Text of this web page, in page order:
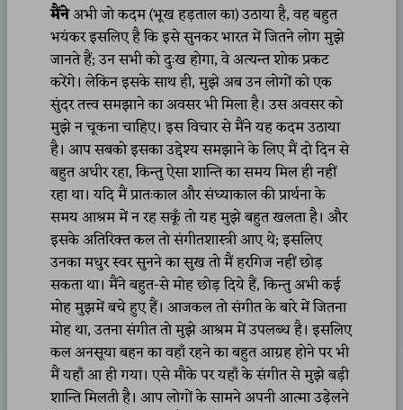
मैंनेअभी जो कदम (भूख हड़ताल का) उठाया है, वह बहुत
भयंकर इसलिए है कि इसे सुनकर भारत में जितने लोग मुझे
जानते हैं; उन सभी को दुःख होगा, वे अत्यन्त शोक प्रकट
करेंगे। लेकिन इसके साथ ही, मुझे अब उन लोगों को एक
सुंदर तत्त्व समझाने का अवसर भी मिला है। उस अवसर को
मुझे न चूकना चाहिए। इस विचार से मैंने यह कदम उठाया
है। आप सबको इसका उद्देश्य समझाने के लिए मैं दो दिन से
बहुत अधीर रहा, किन्तु ऐसा शान्ति का समय मिल ही नहीं
रहा था। यदि मैं प्रातःकाल और संध्याकाल की प्रार्थना के
समय आश्रम में न रह सकूँ तो यह मुझे बहुत खलता है। और
इसके अतिरिक्त कल तो संगीतशास्त्री आए थे; इसलिए
उनका मधुर स्वर सुनने का सुख तो मैं हरगिज नहीं छोड़
सकता था। मैंने बहुत-से मोह छोड़ दिये हैं, किन्तु अभी कई
मोह मुझमें बचे हुए हैं। आजकल तो संगीत के बारे में जितना
मोह था, उतना संगीत तो मुझे आश्रम में उपलब्ध है। इसलिए
कल अनसूया बहन का वहाँ रहने का बहुत आग्रह होने पर भी
मैं यहाँ आ ही गया। एसे मौके पर यहाँ के संगीत से मुझे बड़ी
शान्ति मिलती है। आप लोगों के सामने अपनी आत्मा उड़ेलने